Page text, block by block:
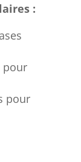
:
pour
pour